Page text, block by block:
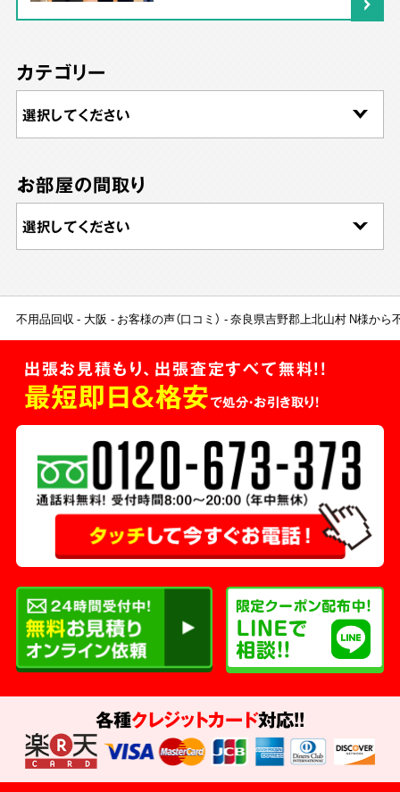
カテゴリー
お部屋の間取り
不用品回収 大阪 お客様の声（口コミ） 奈良県吉野郡上北山村 N様から
出張お見積もり、出張査定すべて無料!!
最短即日＆格安で処分・お引き取り！
各種クレジットカード対応!!